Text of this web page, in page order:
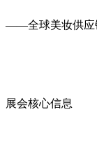
——全球美妆供应
展会核心信息